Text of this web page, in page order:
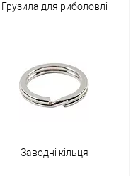
Грузила для риболовлі
Заводні кільця